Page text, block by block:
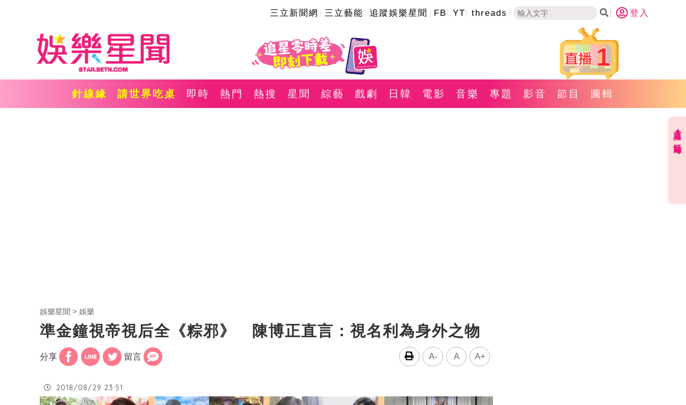
三立新聞網 三立藝能 追蹤娛樂星聞 FB YT threads 登入
1
針線緣 請世界吃桌 即時 熱門 熱搜 星聞 綜藝 戲劇 日韓 電影 音樂 專題 影音 節目 圖輯
娛樂星聞 娛樂
準金鐘視帝視后全《粽邪》 陳博正直言：視名利為身外之物
分享 留言 A- A A+
2018/08/29 23:51
直播✦活動